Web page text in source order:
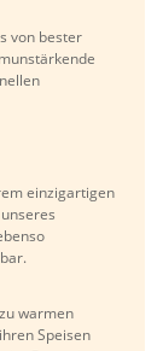
von bester
einzigartigen
warmen
Speisen